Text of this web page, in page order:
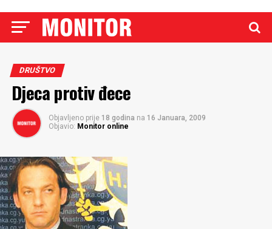
DRUŠTVO
Djeca protiv đece
Objavljeno prije 18 godina na 16 Januara, 2009
Objavio: Monitor online